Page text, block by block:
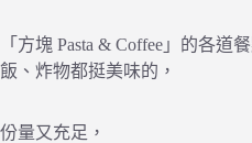
「方塊 Pasta & Coffee」的各道
飯、炸物都挺美味的，
份量又充足，